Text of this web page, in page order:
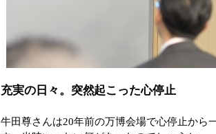
充実の日々。突然起こった心停止
牛田尊さんは20年前の万博会場で心停止から